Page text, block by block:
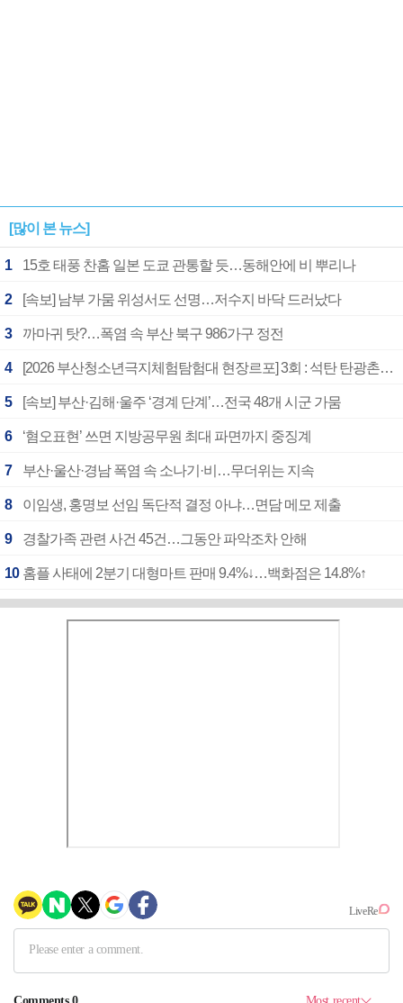
[많이 본 뉴스]
1 15호 태풍 찬홈 일본 도쿄 관통할 듯…동해안에 비 뿌리나
2 [속보] 남부 가뭄 위성서도 선명…저수지 바닥 드러났다
3 까마귀 탓?…폭염 속 부산 북구 986가구 정전
4 [2026 부산청소년극지체험탐험대 현장르포] 3회 : 석탄 탄광촌에서 북극 연구의 중심지로
5 [속보] 부산·김해·울주 ‘경계 단계’…전국 48개 시군 가뭄
6 ‘혐오표현’ 쓰면 지방공무원 최대 파면까지 중징계
7 부산·울산·경남 폭염 속 소나기·비…무더위는 지속
8 이임생, 홍명보 선임 독단적 결정 아냐…면담 메모 제출
9 경찰가족 관련 사건 45건…그동안 파악조차 안해
10 홈플 사태에 2분기 대형마트 판매 9.4%↓…백화점은 14.8%↑